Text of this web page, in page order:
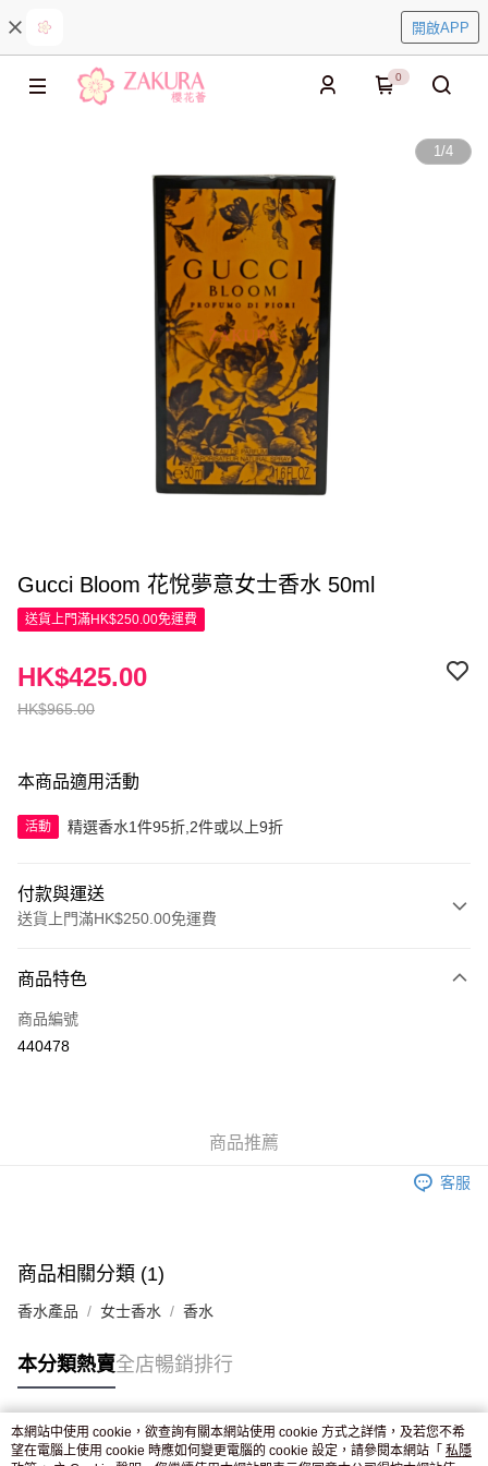
開啟APP
0
1/4
Gucci Bloom 花悅夢意女士香水 50ml
送貨上門滿HK$250.00免運費
HK$965.00
HK$425.00
本商品適用活動
活動 精選香水1件95折,2件或以上9折
付款與運送
送貨上門滿HK$250.00免運費
信用卡
Apple Pay
付款後門市自取，訂單確認後2-4個工作天到店，7天內取。逾期後
商品特色
商品編號
440478
商品推薦
客服
商品相關分類 (1)
香水產品 女士香水 香水
本分類熱賣全店暢銷排行
熱門標籤
本網站中使用 cookie，欲查詢有關本網站使用 cookie 方式之詳情，及若您不希
望在電腦上使用 cookie 時應如何變更電腦的 cookie 設定，請參閱本網站「 私隱